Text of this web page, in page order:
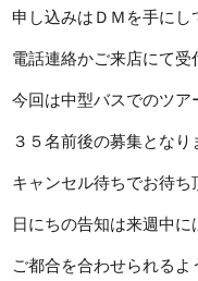
申し込みはＤＭを手にし
電話連絡かご来店にて受
今回は中型バスでのツア
３５名前後の募集となり
キャンセル待ちでお待
日にちの告知は来週中
ご都合を合わせられるよ